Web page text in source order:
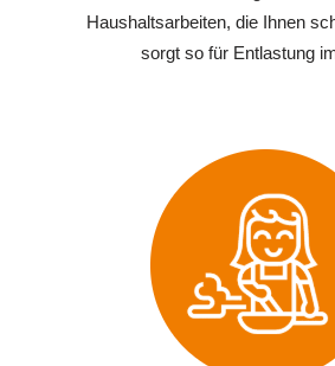
Haushaltsarbeiten, die Ihnen
sorgt so für Entlastung